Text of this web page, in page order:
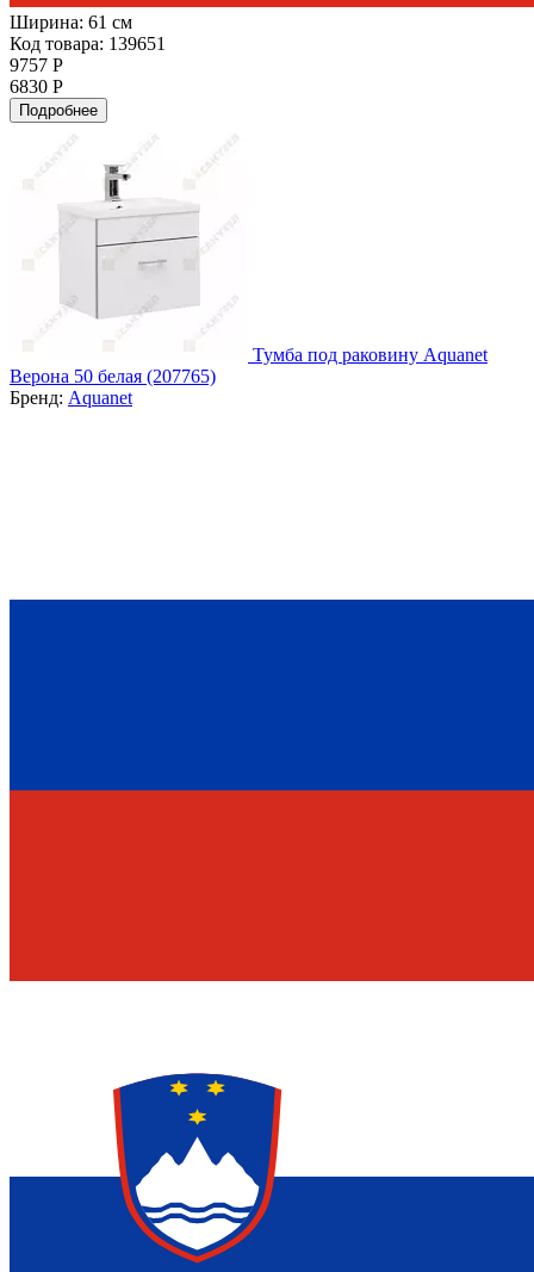
Ширина: 61 см
Код товара: 139651
9757 Р
6830 Р
Подробнее
Тумба под раковину Aquanet
Верона 50 белая (207765)
Бренд: Aquanet